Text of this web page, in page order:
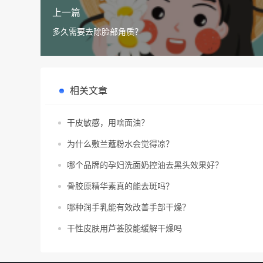
上一篇
多久需要去除脸部角质？
相关文章
干皮敏感，用啥面油？
为什么敷兰蔻粉水会觉得凉？
哪个品牌的孕妇洗面奶控油去黑头效果好？
骨胶原精华素真的能去斑吗？
哪种润手乳能有效改善手部干燥？
干性皮肤用芦荟胶能缓解干燥吗